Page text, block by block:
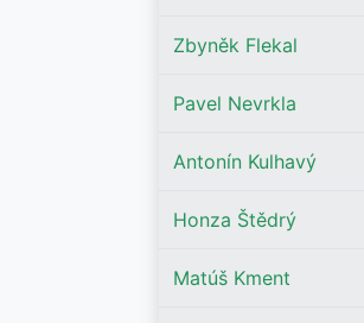
Zbyněk Flekal
Pavel Nevrkla
Antonín Kulhavý
Honza Štědrý
Matúš Kment